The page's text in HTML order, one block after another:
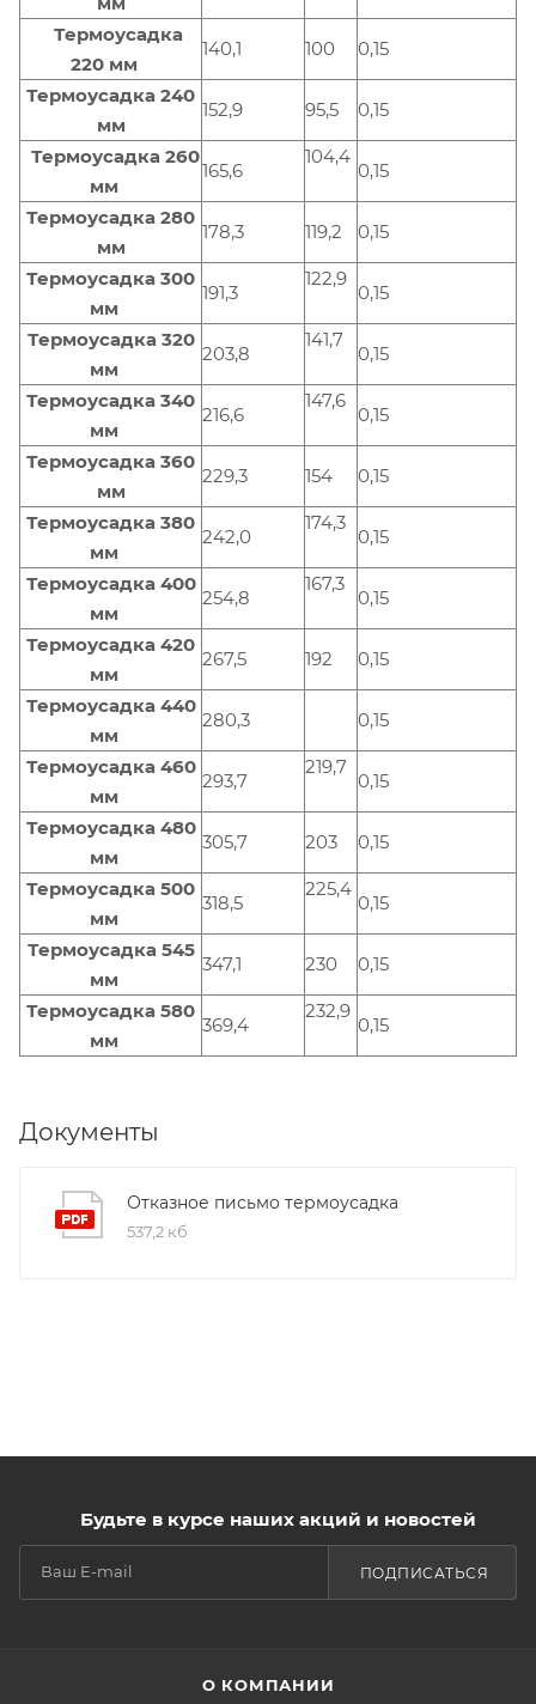
Термоусадка
220 мм
140,1 100 0,15
Термоусадка 240
мм
152,9 95,5 0,15
Термоусадка 260
мм
165,6
104,4
0,15
Термоусадка 280
мм
178,3 119,2 0,15
Термоусадка 300
мм
191,3
122,9
0,15
Термоусадка 320
мм
203,8
141,7
0,15
Термоусадка 340
мм
216,6
147,6
0,15
Термоусадка 360
мм
229,3 154 0,15
Термоусадка 380
мм
242,0
174,3
0,15
Термоусадка 400
мм
254,8
167,3
0,15
Термоусадка 420
мм
267,5 192 0,15
Термоусадка 440
мм
280,3 0,15
Термоусадка 460
мм
293,7
219,7
0,15
Термоусадка 480
мм
305,7 203 0,15
Термоусадка 500
мм
318,5
225,4
0,15
Термоусадка 545
мм
347,1 230 0,15
Термоусадка 580
мм
369,4
232,9
0,15
Документы
Отказное письмо термоусадка
537,2 кб
Будьте в курсе наших акций и новостей
ПОДПИСАТЬСЯ
О КОМПАНИИ